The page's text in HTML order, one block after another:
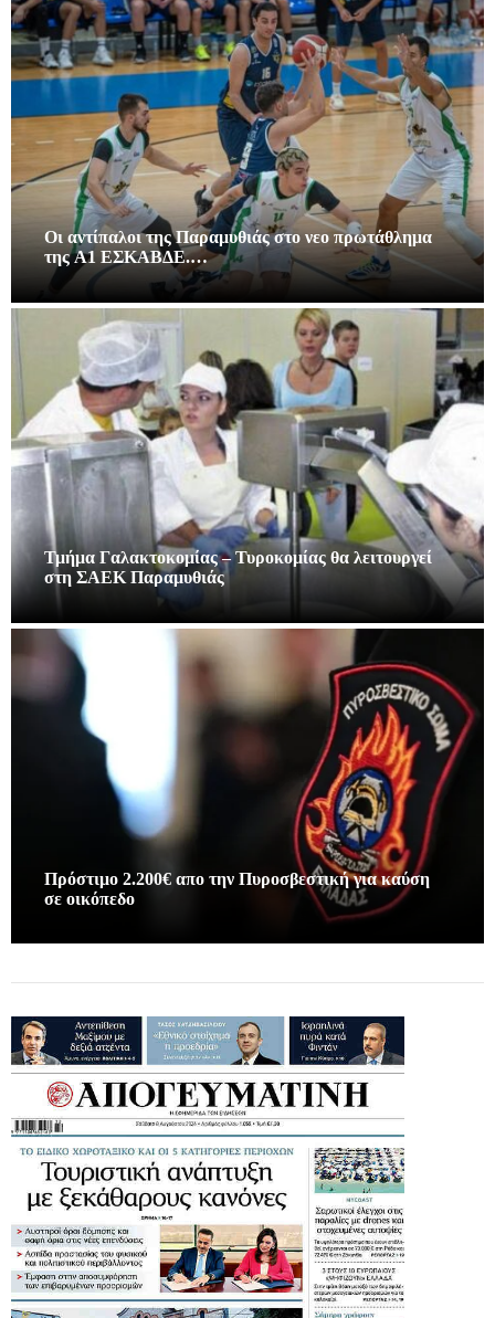
Οι αντίπαλοι της Παραμυθιάς στο νεο πρωτάθλημα
της A1 ΕΣΚΑΒΔΕ.…
Τμήμα Γαλακτοκομίας – Τυροκομίας θα λειτουργεί
στη ΣΑΕΚ Παραμυθιάς
Πρόστιμο 2.200€ απο την Πυροσβεστική για καύση
σε οικόπεδο